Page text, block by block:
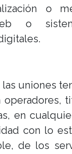
o
o
uniones
en
con lo
de los